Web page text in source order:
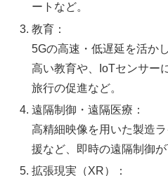
ートなど。
教育：
5Gの高速・低遅延を活か
高い教育や、IoTセンサー
旅行の促進など。
遠隔制御・遠隔医療：
高精細映像を用いた製造
援など、即時の遠隔制御が
拡張現実（XR）：